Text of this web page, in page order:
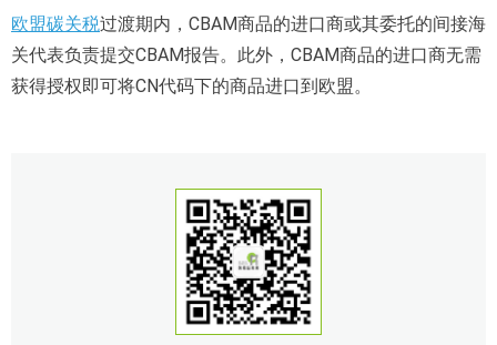
欧盟碳关税过渡期内，CBAM商品的进口商或其委托的间接海
关代表负责提交CBAM报告。此外，CBAM商品的进口商无需
获得授权即可将CN代码下的商品进口到欧盟。